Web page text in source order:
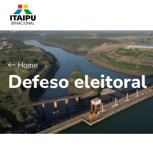
Home
Defeso eleitoral